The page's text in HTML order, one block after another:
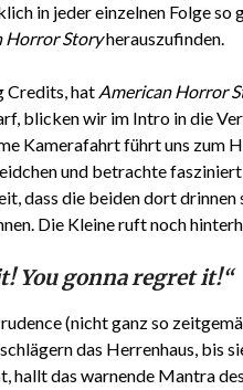
in jeder einzelnen Folge so
Horror Storyherauszufinden.
Credits, hat American Horror
blicken wir im Intro in die
Kamerafahrt führt uns zum
und betrachte fasziniert
dass die beiden dort drinnen
Die Kleine ruft noch
You gonna regret it!“
(nicht ganz so
das Herrenhaus, bis
das warnende Mantra